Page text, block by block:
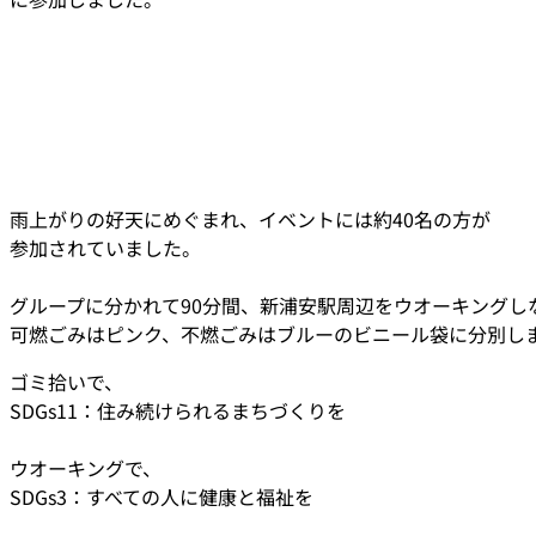
雨上がりの好天にめぐまれ、イベントには約40名の方が
参加されていました。
グループに分かれて90分間、新浦安駅周辺をウオーキングし
可燃ごみはピンク、不燃ごみはブルーのビニール袋に分別し
ゴミ拾いで、
SDGs11：住み続けられるまちづくりを
ウオーキングで、
SDGs3：すべての人に健康と福祉を